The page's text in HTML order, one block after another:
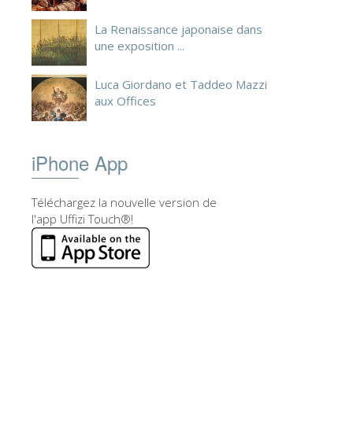
La Renaissance japonaise dans
une exposition ...
Luca Giordano et Taddeo Mazzi
aux Offices
iPhone App
Téléchargez la nouvelle version de
l'app Uffizi Touch®!